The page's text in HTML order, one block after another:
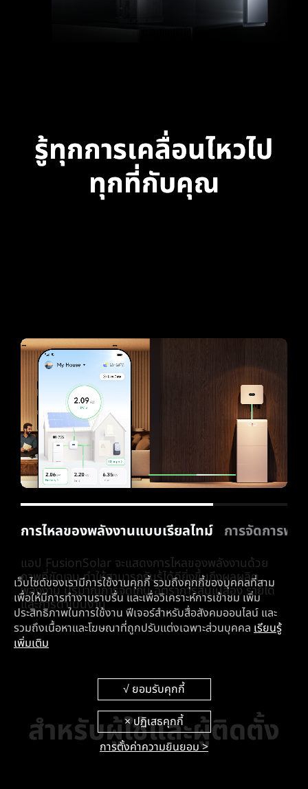
รู้ทุกการเคลื่อนไหวไป
ทุกที่กับคุณ
SmartAssistant ผู้ช่วยจัดการพลังงานอัจฉริยะ
กา
SmartAssistant AI อัจฉริยะ ที่มีความสามารถในการ
ปรับรูปแบบการจัดการพลังงานได้อย่างมีประสิทธิภาพ
สูงสุด ช่วยให้ผู้ใช้ได้รับประโยชน์ทางด้านเศรษฐกิจมากขึ้น
สําหรับผู้ใช้และผู้ติดตั้ง
เว็บไซต์ของเรามีการใช้งานคุกกี้ รวมถึงคุกกี้ของบุคคลที่สาม
เพื่อให้มีการทำงานราบรื่น และเพื่อวิเคราะห์การเข้าชม เพิ่ม
ประสิทธิภาพในการใช้งาน ฟีเจอร์สำหรับสื่อสังคมออนไลน์ และ
รวมถึงเนื้อหาและโฆษณาที่ถูกปรับแต่งเฉพาะส่วนบุคคล เรียนรู้
เพิ่มเติม
การตั้งค่าความยินยอม >